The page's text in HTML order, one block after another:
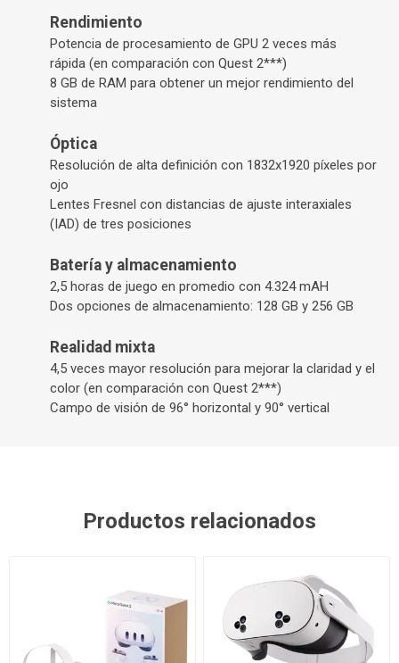
Rendimiento
Potencia de procesamiento de GPU 2 veces más
rápida (en comparación con Quest 2***)
8 GB de RAM para obtener un mejor rendimiento del
sistema
Óptica
Resolución de alta definición con 1832x1920 píxeles por
ojo
Lentes Fresnel con distancias de ajuste interaxiales
(IAD) de tres posiciones
Batería y almacenamiento
2,5 horas de juego en promedio con 4.324 mAH
Dos opciones de almacenamiento: 128 GB y 256 GB
Realidad mixta
4,5 veces mayor resolución para mejorar la claridad y el
color (en comparación con Quest 2***)
Campo de visión de 96° horizontal y 90° vertical
Productos relacionados